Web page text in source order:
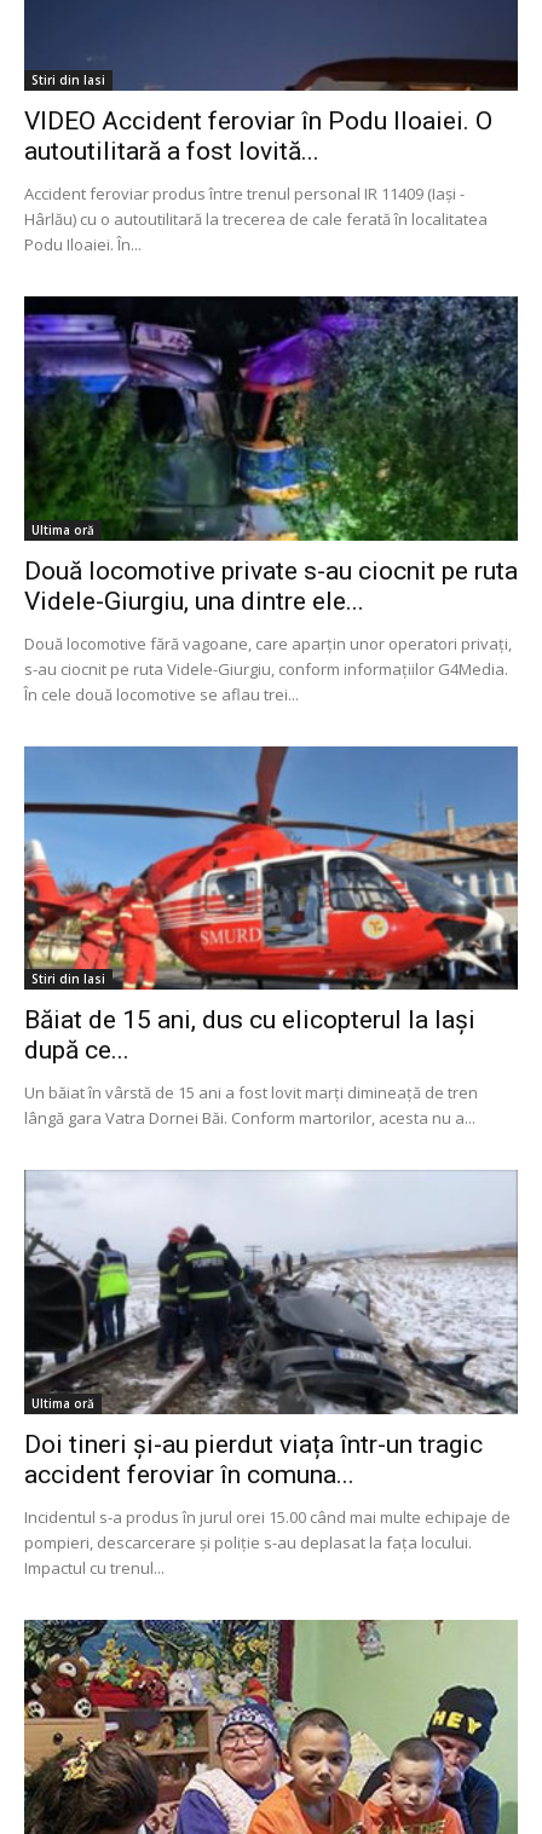
Stiri din Iasi
VIDEO Accident feroviar în Podu Iloaiei. O
autoutilitară a fost lovită...
Accident feroviar produs între trenul personal IR 11409 (Iași -
Hârlău) cu o autoutilitară la trecerea de cale ferată în localitatea
Podu Iloaiei. În...
Ultima oră
Două locomotive private s-au ciocnit pe ruta
Videle-Giurgiu, una dintre ele...
Două locomotive fără vagoane, care aparțin unor operatori privați,
s-au ciocnit pe ruta Videle-Giurgiu, conform informațiilor G4Media.
În cele două locomotive se aflau trei...
Stiri din Iasi
Băiat de 15 ani, dus cu elicopterul la Iași
după ce...
Un băiat în vârstă de 15 ani a fost lovit marți dimineață de tren
lângă gara Vatra Dornei Băi. Conform martorilor, acesta nu a...
Ultima oră
Doi tineri și-au pierdut viața într-un tragic
accident feroviar în comuna...
Incidentul s-a produs în jurul orei 15.00 când mai multe echipaje de
pompieri, descarcerare și poliție s-au deplasat la fața locului.
Impactul cu trenul...